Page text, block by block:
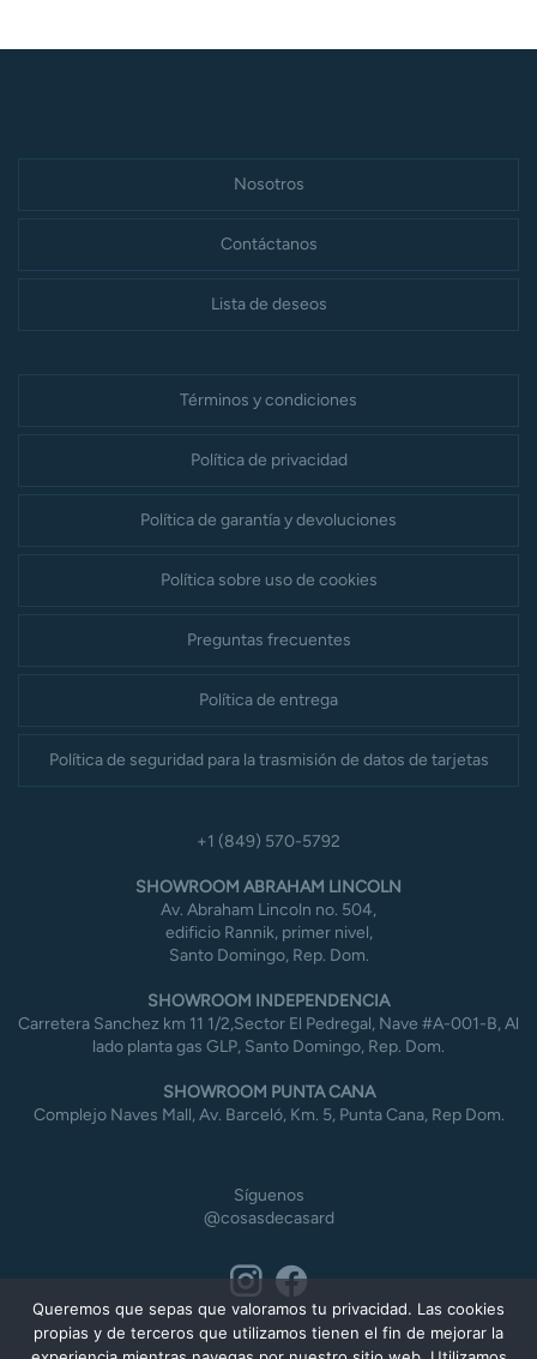
Nosotros
Contáctanos
Lista de deseos
Términos y condiciones
Política de privacidad
Política de garantía y devoluciones
Política sobre uso de cookies
Preguntas frecuentes
Política de entrega
Política de seguridad para la trasmisión de datos de tarjetas
+1 (849) 570-5792
SHOWROOM ABRAHAM LINCOLN
Av. Abraham Lincoln no. 504,
edificio Rannik, primer nivel,
Santo Domingo, Rep. Dom.
SHOWROOM INDEPENDENCIA
Carretera Sanchez km 11 1/2,Sector El Pedregal, Nave #A-001-B, Al
lado planta gas GLP, Santo Domingo, Rep. Dom.
SHOWROOM PUNTA CANA
Complejo Naves Mall, Av. Barceló, Km. 5, Punta Cana, Rep Dom.
Síguenos
@cosasdecasard
Queremos que sepas que valoramos tu privacidad. Las cookies
propias y de terceros que utilizamos tienen el fin de mejorar la